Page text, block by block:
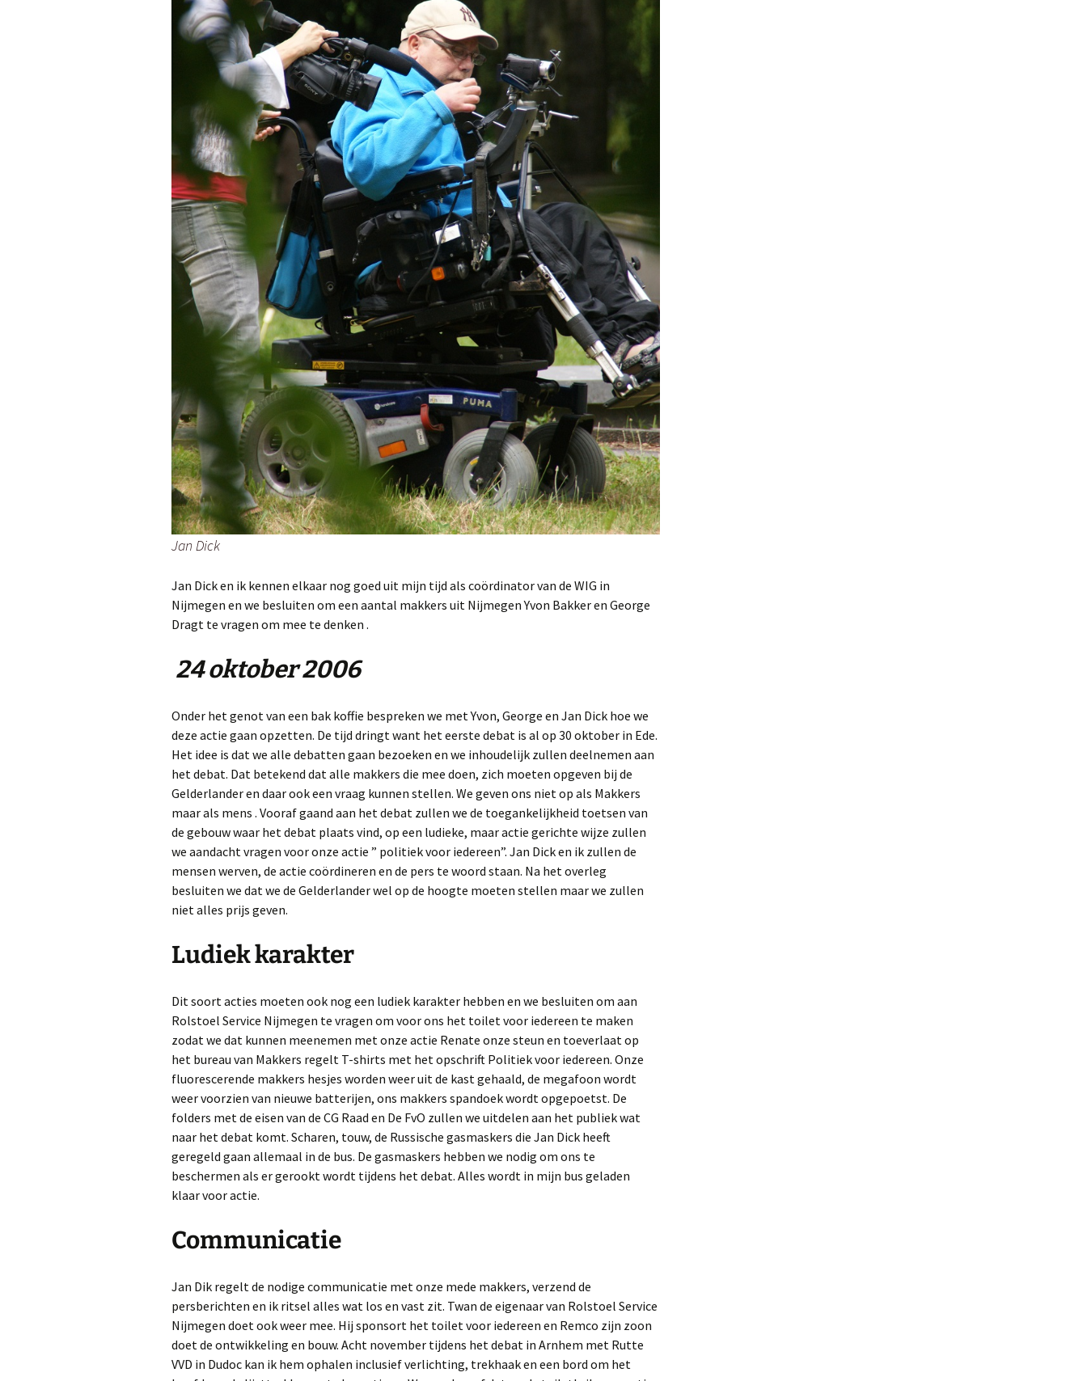
Jan Dick
Jan Dick en ik kennen elkaar nog goed uit mijn tijd als coördinator van de WIG in
Nijmegen en we besluiten om een aantal makkers uit Nijmegen Yvon Bakker en George
Dragt te vragen om mee te denken .
24 oktober 2006
Onder het genot van een bak koffie bespreken we met Yvon, George en Jan Dick hoe we
deze actie gaan opzetten. De tijd dringt want het eerste debat is al op 30 oktober in Ede.
Het idee is dat we alle debatten gaan bezoeken en we inhoudelijk zullen deelnemen aan
het debat. Dat betekend dat alle makkers die mee doen, zich moeten opgeven bij de
Gelderlander en daar ook een vraag kunnen stellen. We geven ons niet op als Makkers
maar als mens . Vooraf gaand aan het debat zullen we de toegankelijkheid toetsen van
de gebouw waar het debat plaats vind, op een ludieke, maar actie gerichte wijze zullen
we aandacht vragen voor onze actie ” politiek voor iedereen”. Jan Dick en ik zullen de
mensen werven, de actie coördineren en de pers te woord staan. Na het overleg
besluiten we dat we de Gelderlander wel op de hoogte moeten stellen maar we zullen
niet alles prijs geven.
Ludiek karakter
Dit soort acties moeten ook nog een ludiek karakter hebben en we besluiten om aan
Rolstoel Service Nijmegen te vragen om voor ons het toilet voor iedereen te maken
zodat we dat kunnen meenemen met onze actie Renate onze steun en toeverlaat op
het bureau van Makkers regelt T-shirts met het opschrift Politiek voor iedereen. Onze
fluorescerende makkers hesjes worden weer uit de kast gehaald, de megafoon wordt
weer voorzien van nieuwe batterijen, ons makkers spandoek wordt opgepoetst. De
folders met de eisen van de CG Raad en De FvO zullen we uitdelen aan het publiek wat
naar het debat komt. Scharen, touw, de Russische gasmaskers die Jan Dick heeft
geregeld gaan allemaal in de bus. De gasmaskers hebben we nodig om ons te
beschermen als er gerookt wordt tijdens het debat. Alles wordt in mijn bus geladen
klaar voor actie.
Communicatie
Jan Dik regelt de nodige communicatie met onze mede makkers, verzend de
persberichten en ik ritsel alles wat los en vast zit. Twan de eigenaar van Rolstoel Service
Nijmegen doet ook weer mee. Hij sponsort het toilet voor iedereen en Remco zijn zoon
doet de ontwikkeling en bouw. Acht november tijdens het debat in Arnhem met Rutte
VVD in Dudoc kan ik hem ophalen inclusief verlichting, trekhaak en een bord om het